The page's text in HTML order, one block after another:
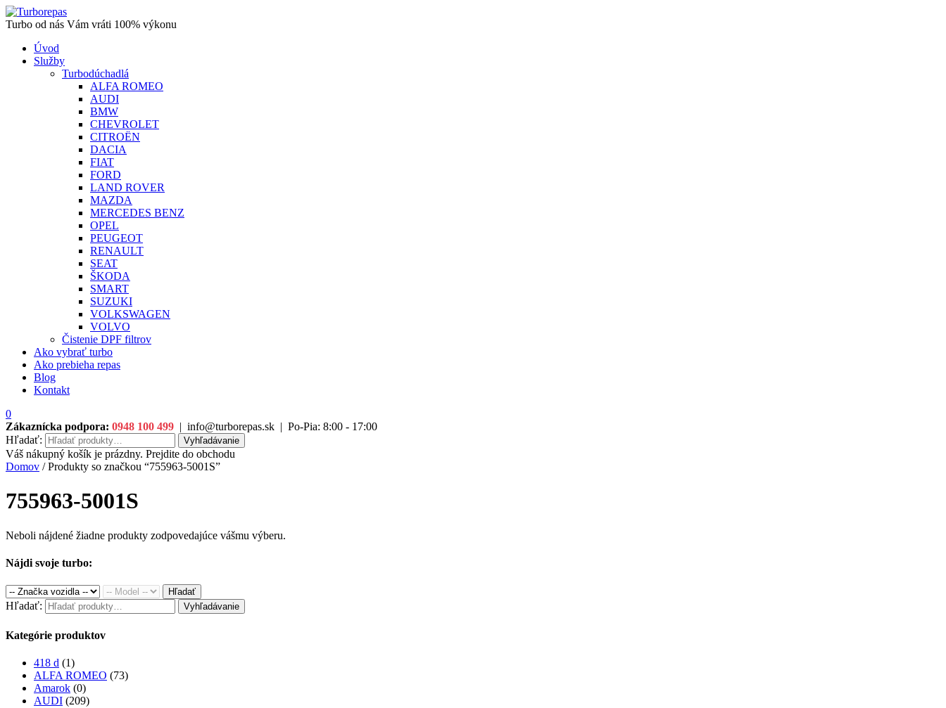
Turbo od nás Vám vráti 100% výkonu
Úvod
Služby
Turbodúchadlá
ALFA ROMEO
AUDI
BMW
CHEVROLET
CITROËN
DACIA
FIAT
FORD
LAND ROVER
MAZDA
MERCEDES BENZ
OPEL
PEUGEOT
RENAULT
SEAT
ŠKODA
SMART
SUZUKI
VOLKSWAGEN
VOLVO
Čistenie DPF filtrov
Ako vybrať turbo
Ako prebieha repas
Blog
Kontakt
0
Zákaznícka podpora: 0948 100 499 | info@turborepas.sk | Po-Pia: 8:00 - 17:00
Hľadať:
Vyhľadávanie
Váš nákupný košík je prázdny. Prejdite do obchodu
Domov / Produkty so značkou “755963-5001S”
755963-5001S
Neboli nájdené žiadne produkty zodpovedajúce vášmu výberu.
Nájdi svoje turbo:
Hľadať
Hľadať: Vyhľadávanie
Kategórie produktov
418 d (1)
ALFA ROMEO (73)
Amarok (0)
AUDI (209)